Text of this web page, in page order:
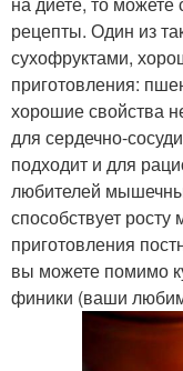
рецепты. Один из
сухофруктами,
приготовления:
хорошие свойства
для сердечно-
подходит и для
любителей
способствует
приготовления
вы можете помимо
финики (ваши